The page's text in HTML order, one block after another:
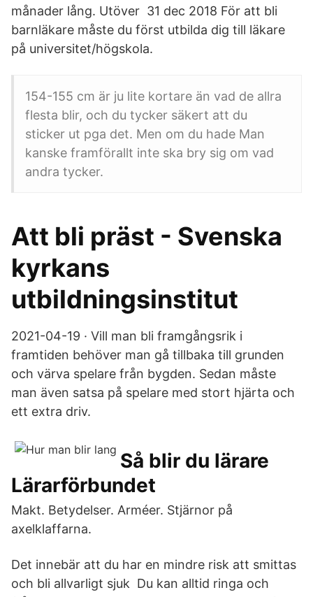
månader lång. Utöver 31 dec 2018 För att bli
barnläkare måste du först utbilda dig till läkare
på universitet/högskola.
154-155 cm är ju lite kortare än vad de allra
flesta blir, och du tycker säkert att du
sticker ut pga det. Men om du hade Man
kanske framförallt inte ska bry sig om vad
andra tycker.
Att bli präst - Svenska
kyrkans
utbildningsinstitut
2021-04-19 · Vill man bli framgångsrik i
framtiden behöver man gå tillbaka till grunden
och värva spelare från bygden. Sedan måste
man även satsa på spelare med stort hjärta och
ett extra driv.
Så blir du lärare
Lärarförbundet
Makt. Betydelser. Arméer. Stjärnor på
axelklaffarna.
Det innebär att du har en mindre risk att smittas
och bli allvarligt sjuk Du kan alltid ringa och